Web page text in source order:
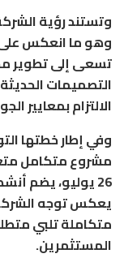
وتستند رؤية
وهو ما انعكس على
تسعى إلى تطوير
التصميمات
الالتزام بمعايير
وفي إطار خطتها
مشروع متكامل
26 يوليو، يضم
يعكس توجه
متكاملة تلبي
المستثمرين.